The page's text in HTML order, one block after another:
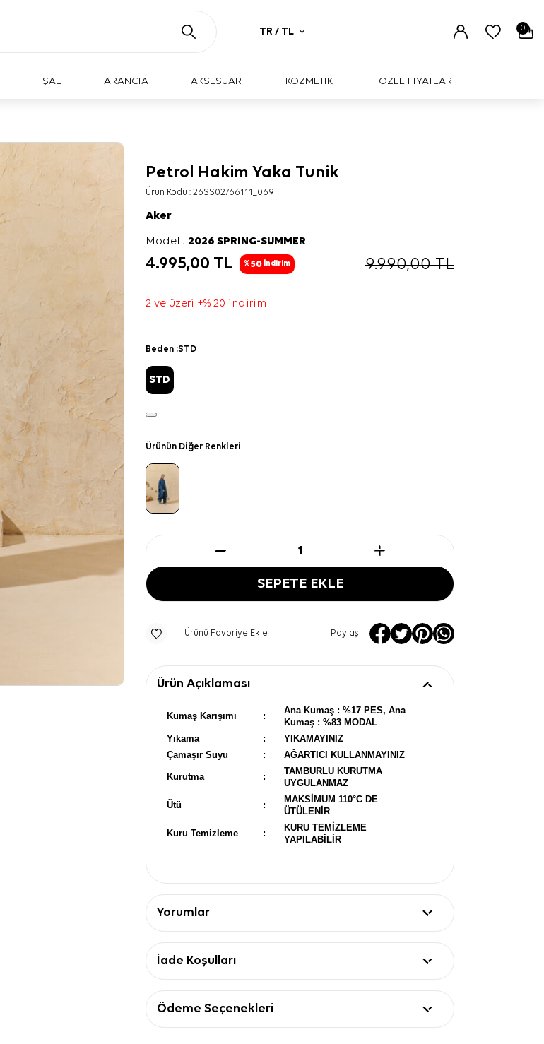
TR / TL 0
ŞAL ARANCIA AKSESUAR KOZMETİK ÖZEL FİYATLAR
Petrol Hakim Yaka Tunik
Ürün Kodu :26SS02766111_069
Aker
Model :2026 SPRING-SUMMER
4.995,00 TL %50 İndirim 9.990,00TL
2 ve üzeri +% 20 indirim
Beden :STD
STD
Ürünün Diğer Renkleri
SEPETE EKLE
Ürünü Favoriye Ekle Paylaş
Ürün Açıklaması
Kumaş Karışımı :
Ana Kumaş : %17 PES, Ana
Kumaş : %83 MODAL
Yıkama
:
YIKAMAYINIZ
Çamaşır Suyu
: AĞARTICI KULLANMAYINIZ
Kurutma :
TAMBURLU KURUTMA
UYGULANMAZ
Ütü :
MAKSİMUM 110°C DE
ÜTÜLENİR
Kuru Temizleme :
KURU TEMİZLEME
YAPILABİLİR
Yorumlar
İade Koşulları
Ödeme Seçenekleri